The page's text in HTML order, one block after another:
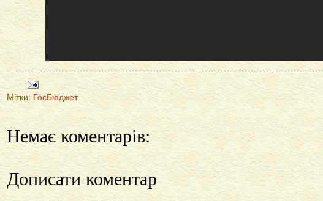
Мітки: ГосБюджет
Немає коментарів:
Дописати коментар